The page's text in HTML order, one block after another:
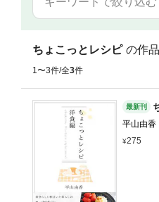
ちょこっとレシピ の作
1〜3件/全3件
最新刊
平山由香
275